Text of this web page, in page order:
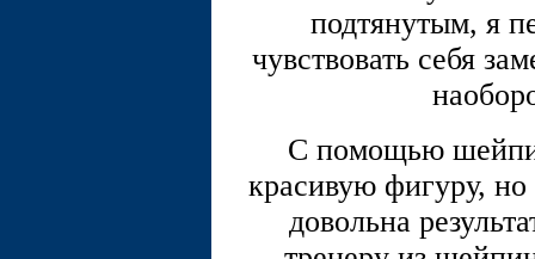
подтянутым, я
чувствовать себя
С помощью
красивую фигуру,
довольна